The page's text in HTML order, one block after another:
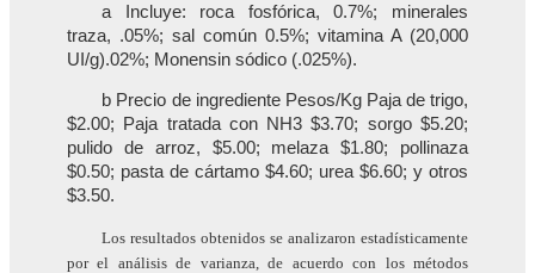
a Incluye: roca fosfórica, 0.7%; minerales
traza, .05%; sal común 0.5%; vitamina A (20,000
UI/g).02%; Monensin sódico (.025%).
b Precio de ingrediente Pesos/Kg Paja de trigo,
$2.00; Paja tratada con NH3 $3.70; sorgo $5.20;
pulido de arroz, $5.00; melaza $1.80; pollinaza
$0.50; pasta de cártamo $4.60; urea $6.60; y otros
$3.50.
Los resultados obtenidos se analizaron estadísticamente
por el análisis de varianza, de acuerdo con los métodos